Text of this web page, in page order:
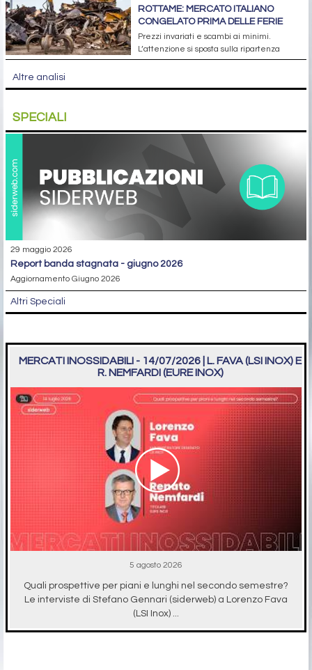
ROTTAME: MERCATO ITALIANO
CONGELATO PRIMA DELLE FERIE
Prezzi invariati e scambi ai minimi.
L’attenzione si sposta sulla ripartenza
Altre analisi
SPECIALI
29 maggio 2026
report banda stagnata - giugno 2026
Aggiornamento Giugno 2026
Altri Speciali
MERCATI INOSSIDABILI - 14/07/2026 | L. FAVA (LSI INOX) E
R. NEMFARDI (EURE INOX)
5 agosto 2026
Quali prospettive per piani e lunghi nel secondo semestre?
Le interviste di Stefano Gennari (siderweb) a Lorenzo Fava
(LSI Inox) ...